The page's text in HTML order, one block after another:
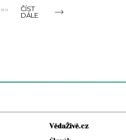
ČÍST
DÁLE
VědaŽivě.cz